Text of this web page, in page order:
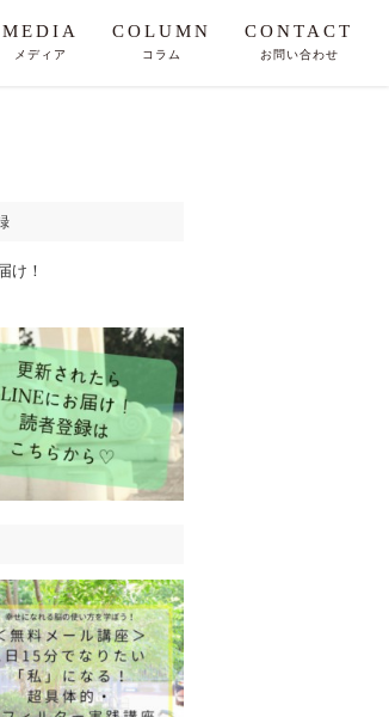
MEDIA
メディア
COLUMN
コラム
CONTACT
お問い合わせ
け！